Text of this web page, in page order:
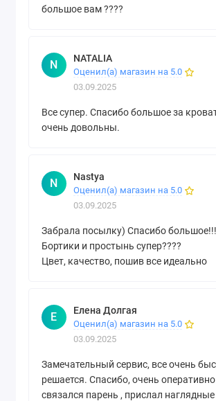
большое вам ????
N NATALIA
Оценил(а) магазин на 5.0
03.09.2025
Все супер. Спасибо большое за
очень довольны.
N Nаstya
Оценил(а) магазин на 5.0
03.09.2025
Забрала посылку) Спасибо большое!!!
Бортики и простынь супер????
Цвет, качество, пошив все идеально
Е Елена Долгая
Оценил(а) магазин на 5.0
03.09.2025
Замечательный сервис, все очень
решается. Спасибо, очень
связался парень , прислал